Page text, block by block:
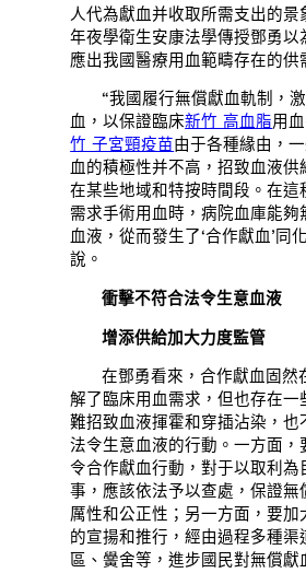
人代為獻血并收取所需支出的景
年夜學衛生安康法學傳授鄧勇以
應出我國醫療用血範疇存在的供
“我國履行無償獻血軌制，
血，以保證臨床新竹 高血脂用
竹 子宮頸疫苗由于各種緣由，
血的積極性并不高，招致血液供
在某些地域和特按時間段。在這
需求手術用血時，病院血庫能夠
血液，從而發生了‘合作獻血’同
說。
衝擊不符合法令生意血液
增添供給加大力度監管
在鄧勇看來，合作獻血固然
解了臨床用血需求，但也存在一
難招致血液揮霍和穿插沾染，也
法令生意血液的行動。一方面，
令合作獻血行動，對于以取利為
事，應該依法予以查處，保證無
厲性和公正性；另一方面，要加
的宣揚和推行，經由過程多種渠
區、黌舍等，進步國民對無償獻